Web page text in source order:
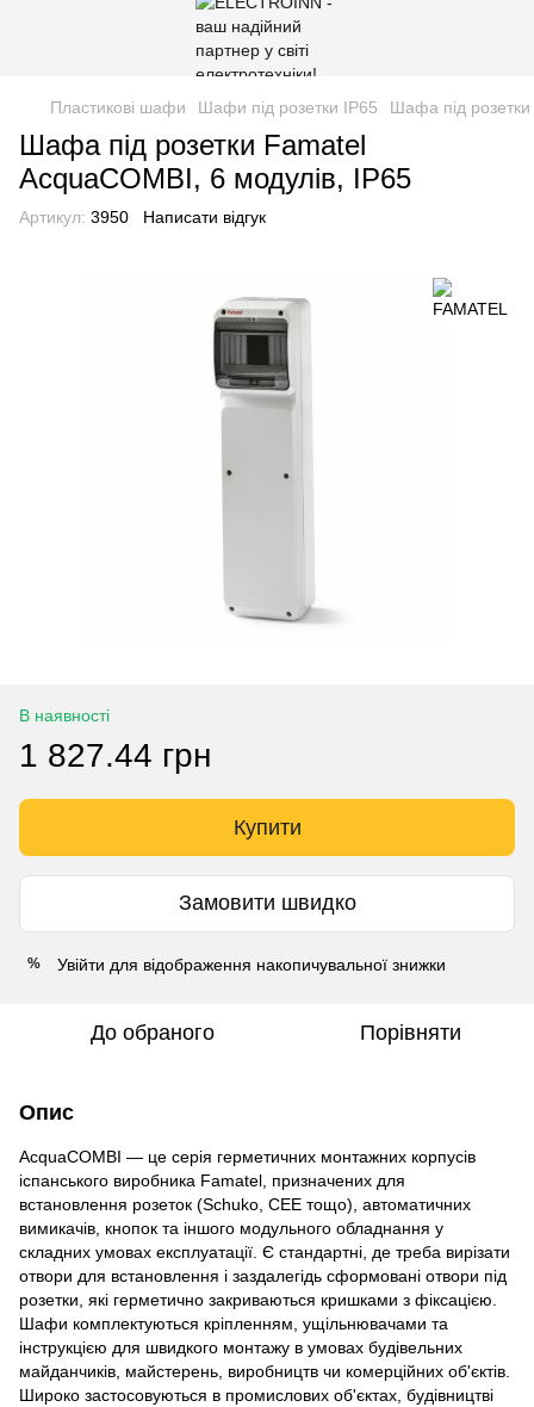
Пластикові шафи Шафи під розетки IP65 Шафа під
Шафа під розетки Famatel
AcquaCOMBI, 6 модулів, IP65
Артикул: 3950 Написати відгук
В наявності
1 827.44 грн
Купити
Замовити швидко
% Увійти для відображення накопичувальної знижки
До обраного Порівняти
Опис
AcquaCOMBI — це серiя герметичних монтажних корпусiв
іспанського виробника Famatel, призначених для
встановлення розеток (Schuko, CEE тощо), автоматичних
вимикачiв, кнопок та iншого модульного обладнання у
складних умовах експлуатацiї. Є стандартні, де треба вирізати
отвори для встановлення і заздалегідь сформовані отвори під
розетки, які герметично закриваються кришками з фіксацією.
Шафи комплектуються кріпленням, ущільнювачами та
інструкцією для швидкого монтажу в умовах будівельних
майданчиків, майстерень, виробництв чи комерційних об'єктів.
Широко застосовуються в промислових об'єктах, будiвництві